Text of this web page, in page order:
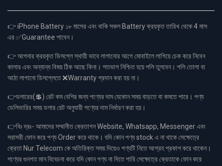
👉 iPhone Battery ১৮ মাসের এবং বাকি সকল Battery ক্রয়কৃত তারিখ থেকে 4 মাস
এর ✅Guarantee পাবেন।
👉 আপনার ক্রয়কৃত ডিসপ্লে স্থায়ী ভাবে লাগানোর আগে মোবাইলে লাগিয়ে চেক করে নিবেন
কালার এবং অন্যান্য বিষয় ঠিক আছে কিনা। শতভাগ নিশ্চিত হয়ে পলি তুলবেন। পলি তোলা বা
আঠা লাগানো ডিসপ্লেতে ❌Warranty প্রদান করা হয় না।
👉ডলারের(💲) রেট কম বেশির জন্য পণ্যের দাম যেকোন সময় বাড়তে বা কমতে পারে। পণ্য
ডেলিভারির সময় ডলার রেট অনুযায়ী পণ্যের দাম নির্ধারণ করা হয়।
👉বিঃ দ্রঃ- আমাদের সম্মানীত ক্রেতাগন Website, Whatsapp, Messenger এবং
সরাসরী ফোন করে পণ্য Order করে থাকে। যদি কোন পণ্য stock এ না থাকে সেক্ষেত্রে
ক্রেতা Nur Telecom কে অতিরিক্ত সময় দিয়েও পণ্যটি নিতে আগ্রহ প্রকাশ করে থাকেন।
পণ্যের গুনগত মান বিবেচনা করে যদি কোন পণ্য না দিতে পারি সেক্ষেত্রে ক্রেতাকে ফোন করে